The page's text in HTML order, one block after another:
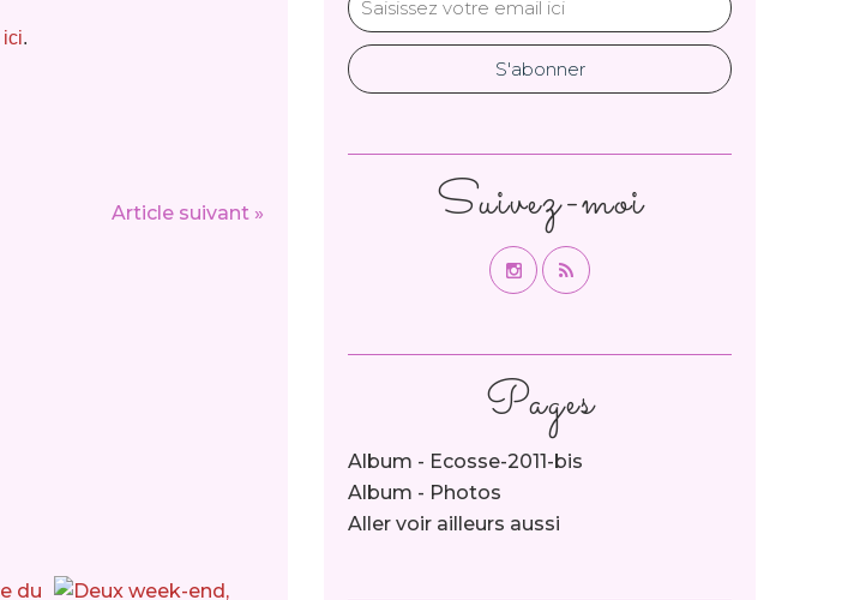
ici.
Article suivant »
Pages
Album - Ecosse-2011-bis
Album - Photos
Aller voir ailleurs aussi
Suivez-moi